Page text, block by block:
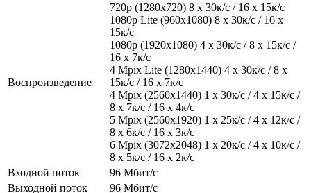
Воспроизведение
720p (1280х720) 8 x 30к/с / 16 x 15к/с
1080p Lite (960х1080) 8 x 30к/с / 16 x
15к/с
1080р (1920x1080) 4 x 30к/с / 8 x 15к/с /
16 x 7к/с
4 Mpix Lite (1280x1440) 4 x 30к/с / 8 x
15к/с / 16 x 7к/с
4 Mpix (2560x1440) 1 x 30к/с / 4 x 15к/с /
8 x 7к/с / 16 x 4к/с
5 Mpix (2560x1920) 1 x 25к/с / 4 x 12к/с /
8 x 6к/с / 16 x 3к/с
6 Mpix (3072x2048) 1 x 20к/с / 4 x 10к/с /
8 x 5к/с / 16 x 2к/с
Входной поток
96 Мбит/с
Выходной поток
96 Мбит/с